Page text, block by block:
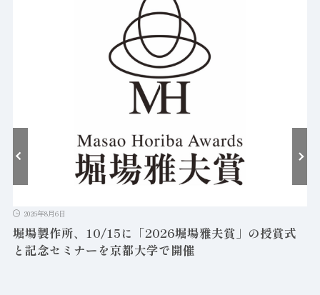
2026年8月6日
堀場製作所、10/15に「2026堀場雅夫賞」の授賞式
と記念セミナーを京都大学で開催